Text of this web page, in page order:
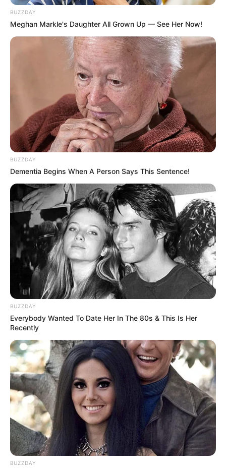
BUZZDAY
Meghan Markle's Daughter All Grown Up — See Her Now!
BUZZDAY
Dementia Begins When A Person Says This Sentence!
BUZZDAY
Everybody Wanted To Date Her In The 80s & This Is Her
Recently
BUZZDAY